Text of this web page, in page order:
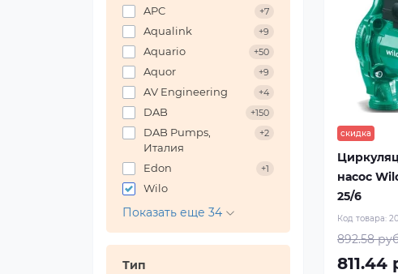
APC +7
Aqualink +9
Aquario +50
Aquor +9
AV Engineering +4
DAB +150
DAB Pumps,
Италия
+2
Edon +1
Wilo
Показать еще 34
Тип
скидка
насос
25/6
Код товара:
892.58
811.44